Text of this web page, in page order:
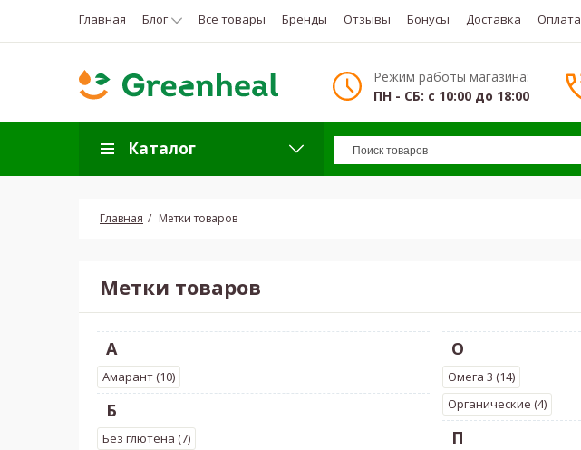
Главная Блог Все товары Бренды Отзывы Бонусы Доставка Оплата
Режим работы магазина:
ПН - СБ: с 10:00 до 18:00
Каталог
Главная Метки товаров
Метки товаров
А
Амарант (10)
Б
Без глютена (7)
О
Омега 3 (14)
Органические (4)
П